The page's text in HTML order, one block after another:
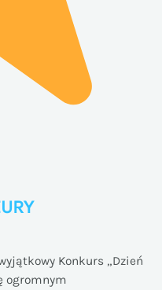
Konkurs „Dzień
ogromnym